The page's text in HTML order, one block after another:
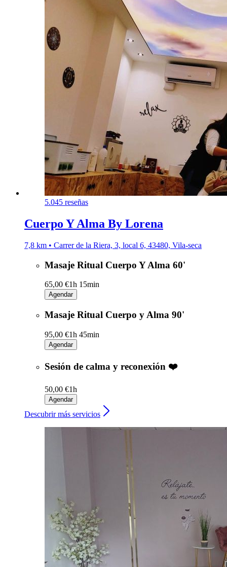
5.045 reseñas
Cuerpo Y Alma By Lorena
7,8 km • Carrer de la Riera, 3, local 6, 43480, Vila-seca
Masaje Ritual Cuerpo Y Alma 60'
65,00 €1h 15min
Agendar
Masaje Ritual Cuerpo y Alma 90'
95,00 €1h 45min
Agendar
Sesión de calma y reconexión ❤️
50,00 €1h
Agendar
Descubrir más servicios